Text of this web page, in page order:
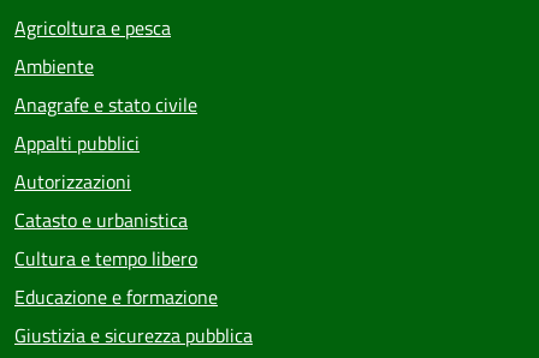
Agricoltura e pesca
Ambiente
Anagrafe e stato civile
Appalti pubblici
Autorizzazioni
Catasto e urbanistica
Cultura e tempo libero
Educazione e formazione
Giustizia e sicurezza pubblica